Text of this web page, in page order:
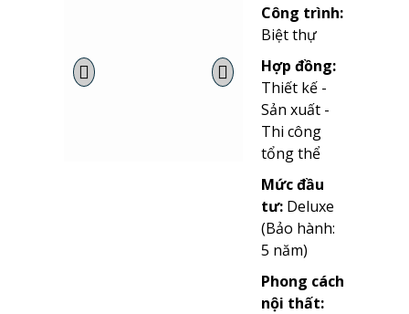
Công trình:
Biệt thự
Hợp đồng:
Thiết kế -
Sản xuất -
Thi công
tổng thể
Mức đầu
tư: Deluxe
(Bảo hành:
5 năm)
Phong cách
nội thất: